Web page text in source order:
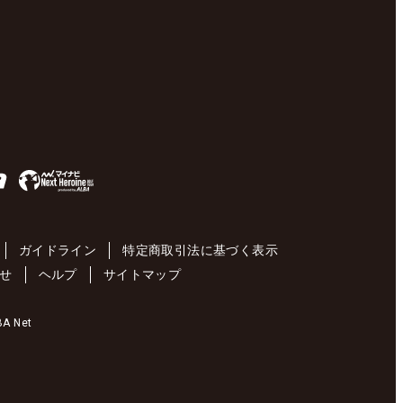
ガイドライン
特定商取引法に基づく表示
ヘルプ サイトマップ
Net